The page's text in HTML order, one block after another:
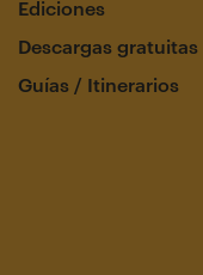
Ediciones
Descargas gratuitas
Guías / Itinerarios